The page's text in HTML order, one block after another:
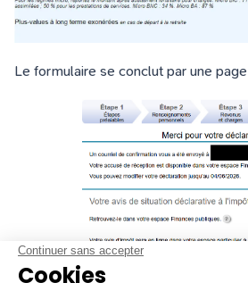
Le formulaire se conclut par une